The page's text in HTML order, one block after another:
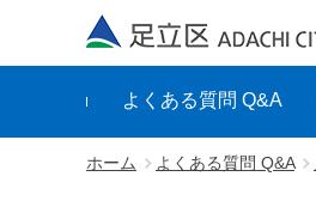
よくある質問 Q&A
ホーム よくある質問 Q&A